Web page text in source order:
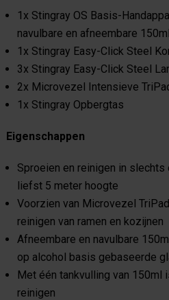
1x Stingray OS Basis-
navulbare en afneembare
1x Stingray Easy-Click Steel
3x Stingray Easy-Click Steel
2x Microvezel Intensieve
1x Stingray Opbergtas
Eigenschappen
Sproeien en reinigen in
liefst 5 meter hoogte
Voorzien van Microvezel
reinigen van ramen en kozijnen
Afneembare en navulbare
op alcohol basis gebaseerde
Met één tankvulling van 150ml
reinigen